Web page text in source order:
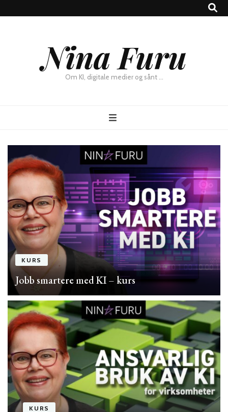
Nina Furu
Om KI, digitale medier og sånt …
KURS
Jobb smartere med KI – kurs
KURS